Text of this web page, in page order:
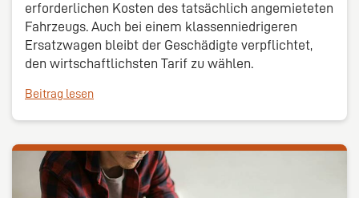
erforderlichen Kosten des tatsächlich angemieteten
Fahrzeugs. Auch bei einem klassenniedrigeren
Ersatzwagen bleibt der Geschädigte verpflichtet,
den wirtschaftlichsten Tarif zu wählen.
Beitrag lesen